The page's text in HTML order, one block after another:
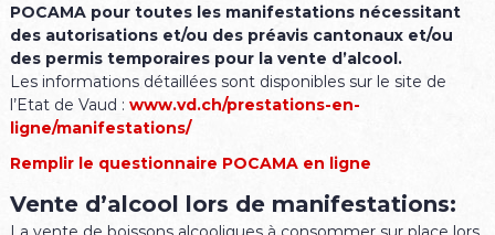
POCAMA pour toutes les manifestations nécessitant
des autorisations et/ou des préavis cantonaux et/ou
des permis temporaires pour la vente d’alcool.
Les informations détaillées sont disponibles sur le site de
l’Etat de Vaud : www.vd.ch/prestations-en-
ligne/manifestations/
Remplir le questionnaire POCAMA en ligne
Vente d’alcool lors de manifestations: